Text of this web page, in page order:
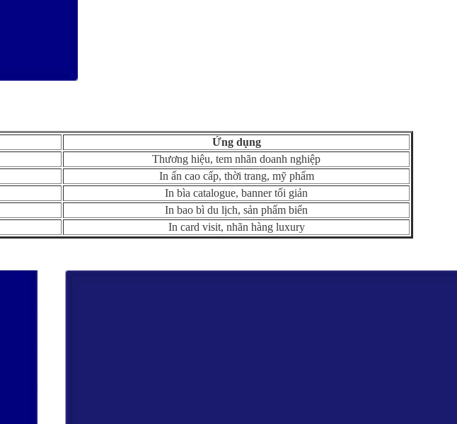
Ứng dụng
Thương hiệu, tem nhãn doanh nghiệp
In ấn cao cấp, thời trang, mỹ phẩm
In bìa catalogue, banner tối giản
In bao bì du lịch, sản phẩm biển
In card visit, nhãn hàng luxury